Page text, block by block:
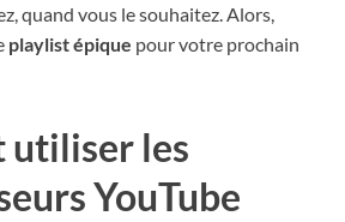
quand vous le souhaitez. Alors,
playlist épique pour votre prochain
utiliser les
YouTube